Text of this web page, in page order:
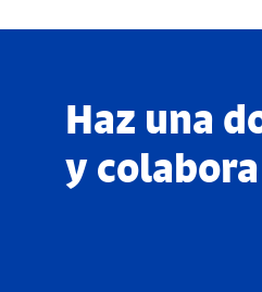
Haz una
y colabora